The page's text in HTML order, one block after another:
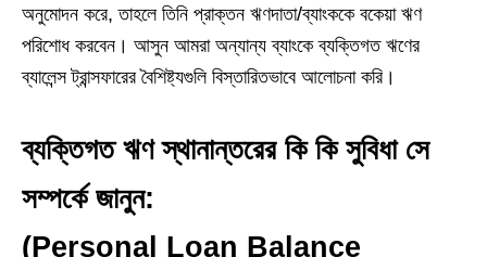
অনুমোদন করে, তাহলে তিনি প্রাক্তন ঋণদাতা/ব্যাংককে বকেয়া ঋণ
পরিশোধ করবেন। আসুন আমরা অন্যান্য ব্যাংকে ব্যক্তিগত ঋণের
ব্যালেন্স ট্রান্সফারের বৈশিষ্ট্যগুলি বিস্তারিতভাবে আলোচনা করি।
ব্যক্তিগত ঋণ স্থানান্তরের কি কি সুবিধা সে
সম্পর্কে জানুন:
(Personal Loan Balance